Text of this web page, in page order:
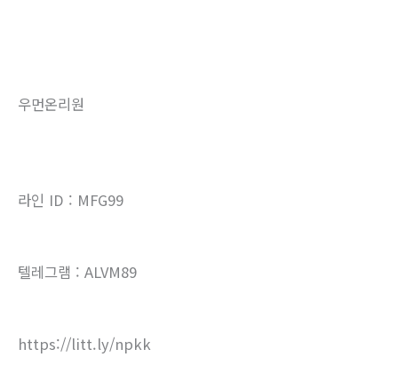
우먼온리원
라인 ID : MFG99
텔레그램 : ALVM89
https://litt.ly/npkk